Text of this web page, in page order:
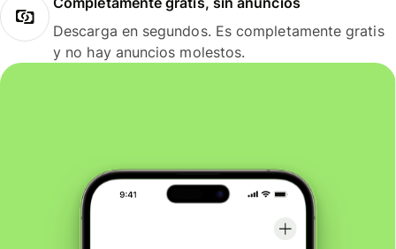
Descarga en segundos. Es completamente gratis
y no hay anuncios molestos.